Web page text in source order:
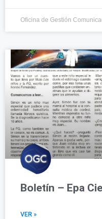
Oficina de Gestión
Boletín – Epa
VER »